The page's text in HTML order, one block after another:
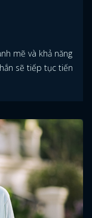
mẽ và khả năng
sẽ tiếp tục tiến